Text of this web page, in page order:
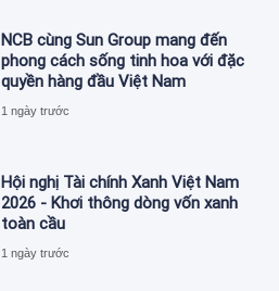
NCB cùng Sun Group mang đến
phong cách sống tinh hoa với đặc
quyền hàng đầu Việt Nam
1 ngày trước
Hội nghị Tài chính Xanh Việt Nam
2026 - Khơi thông dòng vốn xanh
toàn cầu
1 ngày trước